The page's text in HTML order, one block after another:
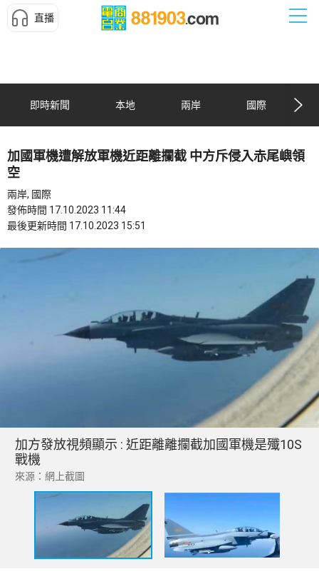
直播
即時新聞 本地 兩岸 國際
加國軍機遭解放軍機近距離攔截 中方斥侵入赤尾嶼領
空
兩岸, 國際
發佈時間 17.10.2023 11:44
最後更新時間 17.10.2023 15:51
加方發放視頻顯示 : 近距離離攔截加國軍機是殲10S
戰機
來源：網上截圖